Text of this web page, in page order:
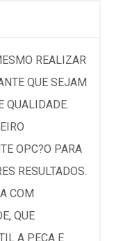
REALIZAR
QUE SEJAM
QUALIDADE.
OPC?O PARA
RESULTADOS.
COM
QUE
A PECA E